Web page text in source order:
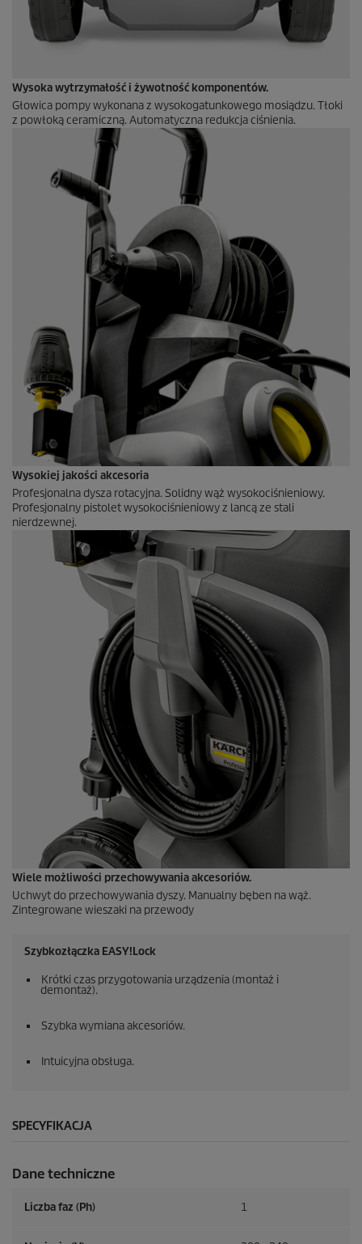
Wysoka wytrzymałość i żywotność komponentów.
Głowica pompy wykonana z wysokogatunkowego mosiądzu. Tłoki
z powłoką ceramiczną. Automatyczna redukcja ciśnienia.
Wysokiej jakości akcesoria
Profesjonalna dysza rotacyjna. Solidny wąż wysokociśnieniowy.
Profesjonalny pistolet wysokociśnieniowy z lancą ze stali
nierdzewnej.
Wiele możliwości przechowywania akcesoriów.
Uchwyt do przechowywania dyszy. Manualny bęben na wąż.
Zintegrowane wieszaki na przewody
Szybkozłączka EASY!Lock
Krótki czas przygotowania urządzenia (montaż i
demontaż).
Szybka wymiana akcesoriów.
Intuicyjna obsługa.
SPECYFIKACJA
Dane techniczne
Liczba faz (Ph) 1